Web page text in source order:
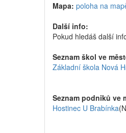
Mapa: poloha na
Další info:
Pokud hledáš další
Seznam škol ve
Základní škola Nová
Seznam podniků ve
Hostinec U Brabínka